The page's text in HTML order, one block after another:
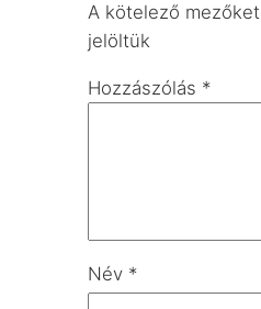
A kötelező mezőket
jelöltük
Hozzászólás *
Név *